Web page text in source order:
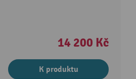
14 200 Kč
K produktu